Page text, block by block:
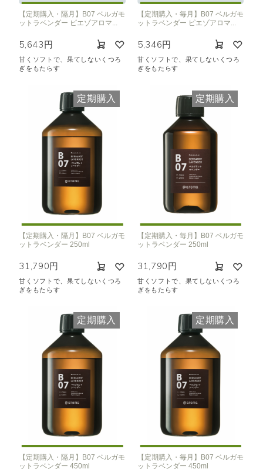
【定期購入・隔月】B07 ベルガモ
ットラベンダー ピエゾアロマ...
5,643円
甘くソフトで、果てしないくつろ
ぎをもたらす
【定期購入・毎月】B07 ベルガモ
ットラベンダー ピエゾアロマ...
5,346円
甘くソフトで、果てしないくつろ
ぎをもたらす
定期購入
【定期購入・隔月】B07 ベルガモ
ットラベンダー 250ml
31,790円
甘くソフトで、果てしないくつろ
ぎをもたらす
定期購入
【定期購入・毎月】B07 ベルガモ
ットラベンダー 250ml
31,790円
甘くソフトで、果てしないくつろ
ぎをもたらす
定期購入
【定期購入・隔月】B07 ベルガモ
ットラベンダー 450ml
定期購入
【定期購入・毎月】B07 ベルガモ
ットラベンダー 450ml